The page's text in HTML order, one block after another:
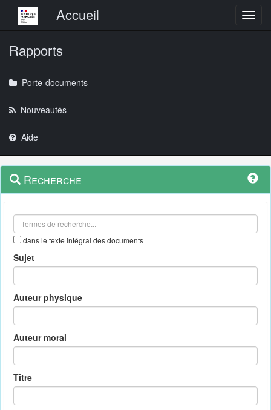
Menu principalAccueil
Rapports
Porte-documents
Nouveautés
Aide
Navigation
outils
Menu
contextuel
Recherche
dans le texte intégral des documents
Sujet
Auteur physique
Auteur moral
Titre